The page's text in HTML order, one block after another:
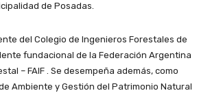
de Posadas.
del Colegio de Ingenieros Forestales de
fundacional de la Federación Argentina
– FAIF . Se desempeña además, como
Ambiente y Gestión del Patrimonio Natural